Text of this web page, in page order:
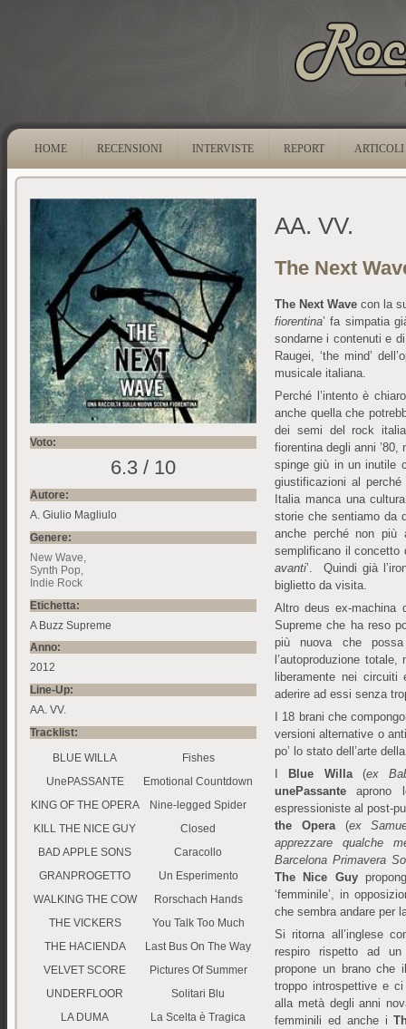
HOME RECENSIONI INTERVISTE REPORT ARTICOLI
Voto:
6.3 / 10
Autore:
A. Giulio Magliulo
Genere:
New Wave
Synth Pop
Indie Rock
Etichetta:
A Buzz Supreme
Anno:
2012
Line-Up:
AA. VV.
Tracklist:
BLUE WILLA
Fishes
UnePASSANTE
Emotional Countdown
KING OF THE OPERA
Nine-legged Spider
KILL THE NICE GUY
Closed
BAD APPLE SONS
Caracollo
GRANPROGETTO
Un Esperimento
WALKING THE COW
Rorschach Hands
THE VICKERS
You Talk Too Much
THE HACIENDA
Last Bus On The Way
VELVET SCORE
Pictures Of Summer
UNDERFLOOR
Solitari Blu
LA DUMA
La Scelta è Tragica
AA. VV.
The Next
The Next Wavecon la
fiorentina’ fa simpatia
sondarne i contenuti e
Raugei, ‘the mind’
musicale italiana.
Perché l’intento è
anche quella che
dei semi del rock
fiorentina degli anni
spinge giù in un inutile
giustificazioni al perché
Italia manca una
storie che sentiamo da
anche perché non più
semplificano il concetto
avanti’. Quindi già
biglietto da visita.
Altro deus ex-machina
Supreme che ha reso
più nuova che
l’autoproduzione
liberamente nei
aderire ad essi senza
I 18 brani che
versioni alternative o
po’ lo stato dell’arte
Blue Willa(ex
unePassanteaprono
espressioniste al post-
the Opera (ex
apprezzare qualche
Barcelona Primavera
The Nice Guy
‘femminile’, in
che sembra andare per
Si ritorna all’inglese
respiro rispetto ad un
propone un brano che
troppo introspettive e
alla metà degli anni
femminili ed anche i